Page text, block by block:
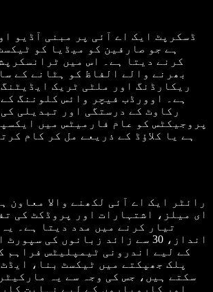
ڈسکرپٹ ایک اے آئی پر مبنی آڈیو
ہے جو صارفین کو میڈیا کو
کرنے دیتا ہے۔ اس میں
بھرنے والے الفاظ کو ہٹانے کے
ریکارڈنگ اور ملٹی ٹریک
ہے۔ اوورڈب فیچر وائس کلوننگ
رکاوٹ کے درستگی اور تبدیلی کی
پروجیکٹس کو عام فارمیٹس میں
ہے یا کلاؤڈ کے ذریعے مل کر کام
رائٹر ایک اے آئی لکھنے والا معاون
ای میلز، اشتہارات اور پروڈکٹ کی
تیار کرنے میں مدد دیتا ہے۔
انداز، 30 سے زائد زبانوں کی
کے لیے اندرونی ٹیمپلیٹس فراہم
پلک جھپکتے میں ٹیکسٹ بنا،
سکتے ہیں، جس کی وجہ سے یہ
اور کاروباروں کے لیے نہایت